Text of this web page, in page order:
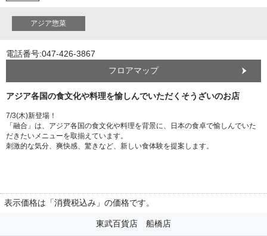
アジア惣菜
電話番号:047-426-3867
フロアマップ
アジア各国の食文化や料理を愉しんでいただくそうざいのお店
7/3(木)新登場！
「融合」は、アジア各国の食文化や料理を背景に、日本の食卓で愉しんでいた
だきたいメニューを取揃えています。
刺激的な気分、爽快感、驚きなど、新しい食体験を提案します。
表示価格は「消費税込み」の価格です。
東武百貨店 船橋店